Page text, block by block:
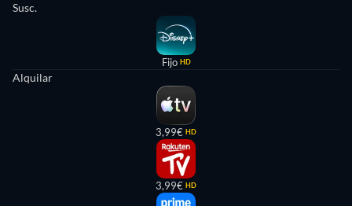
Susc.
Fijo HD
Alquilar
3,99€ HD
3,99€ HD